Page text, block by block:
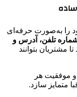
را به‌صورت حرفه‌ای
تلفن، آدرس و
مشتریان بتوانند
موفقیت هر
متمایز سازد.